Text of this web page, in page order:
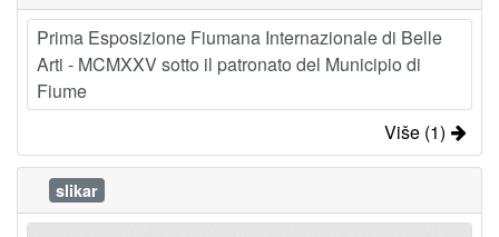
Prima Esposizione Fiumana Internazionale di Belle
Arti - MCMXXV sotto il patronato del Municipio di
Fiume
Više (1)
slikar